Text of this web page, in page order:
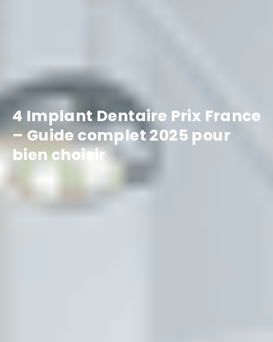
4 Implant Dentaire Prix France
– Guide complet 2025 pour
bien choisir